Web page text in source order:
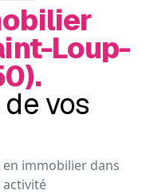
Loup-
vos
immobilier dans